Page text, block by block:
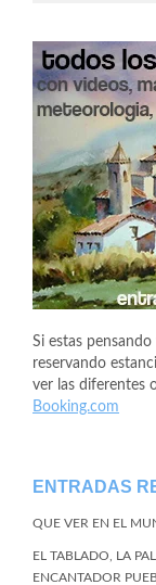
Si estas
reservando
ver las diferentes
Booking.com
ENTRADAS
QUE VER EN EL
EL TABLADO, LA
ENCANTADOR